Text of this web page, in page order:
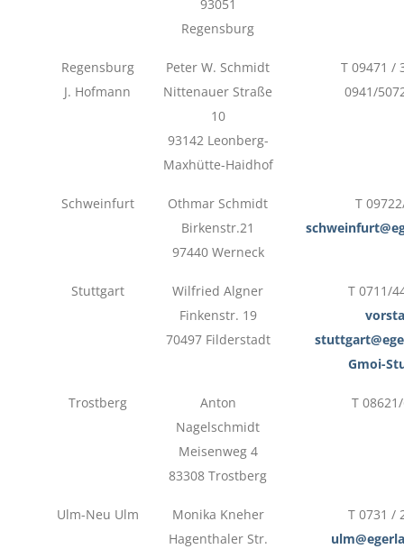
93051
Regensburg
Regensburg
J. Hofmann
Peter W. Schmidt
Nittenauer Straße
10
93142 Leonberg-
Maxhütte-Haidhof
T 09471 /
0941/
Schweinfurt
Othmar Schmidt
Birkenstr.21
97440 Werneck
T
Stuttgart
Wilfried Algner
Finkenstr. 19
70497 Filderstadt
T 0711/
Gmoi-
Trostberg
Anton
Nagelschmidt
Meisenweg 4
83308 Trostberg
T
Ulm-Neu Ulm
Monika Kneher
Hagenthaler Str.
T 0731 /